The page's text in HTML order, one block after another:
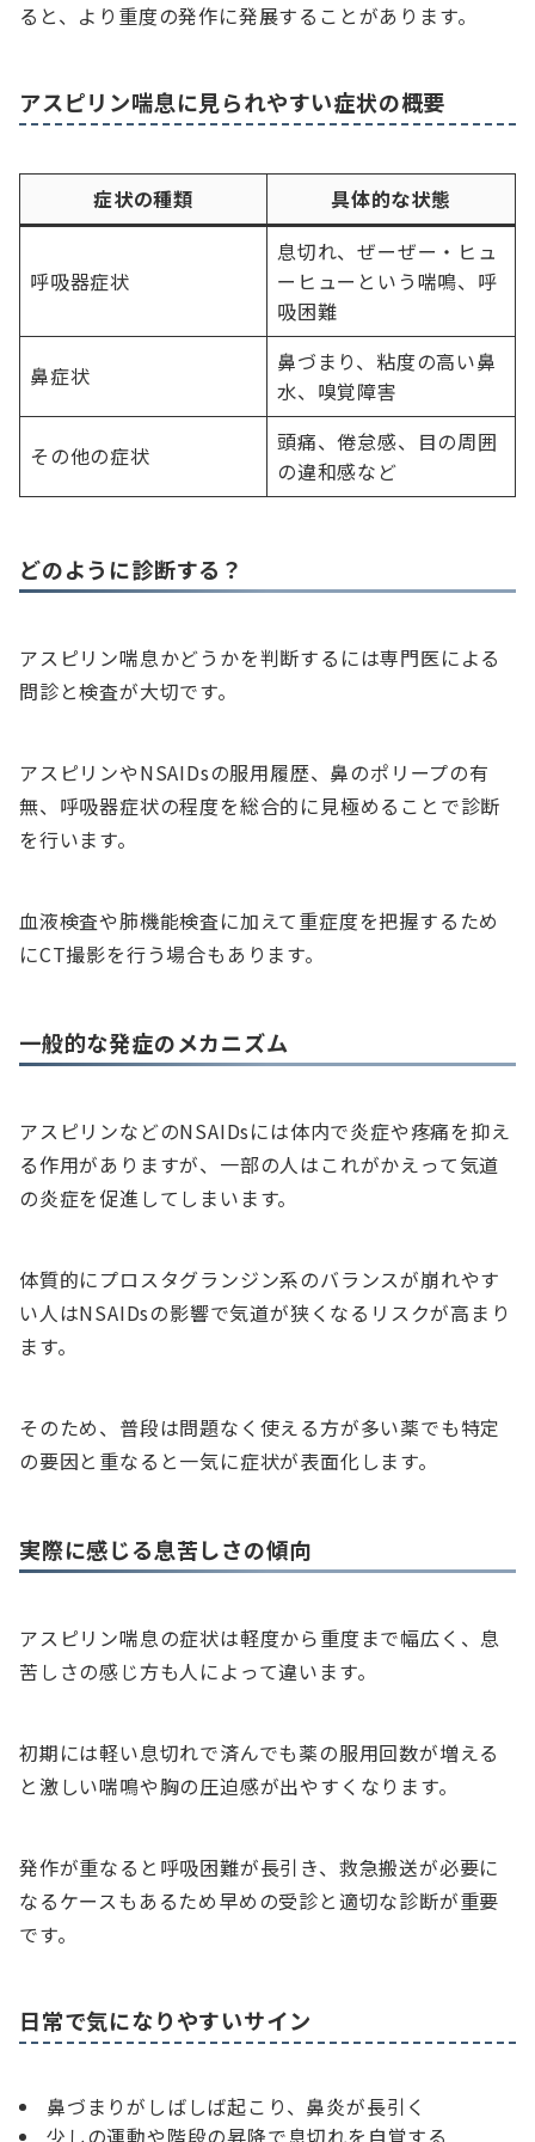
ると、より重度の発作に発展することがあります。
アスピリン喘息に見られやすい症状の概要
症状の種類 具体的な状態
呼吸器症状
息切れ、ぜーぜー・ヒュ
ーヒューという喘鳴、呼
吸困難
鼻症状
鼻づまり、粘度の高い鼻
水、嗅覚障害
その他の症状
頭痛、倦怠感、目の周囲
の違和感など
どのように診断する？
アスピリン喘息かどうかを判断するには専門医による
問診と検査が大切です。
アスピリンやNSAIDsの服用履歴、鼻のポリープの有
無、呼吸器症状の程度を総合的に見極めることで診断
を行います。
血液検査や肺機能検査に加えて重症度を把握するため
にCT撮影を行う場合もあります。
一般的な発症のメカニズム
アスピリンなどのNSAIDsには体内で炎症や疼痛を抑え
る作用がありますが、一部の人はこれがかえって気道
の炎症を促進してしまいます。
体質的にプロスタグランジン系のバランスが崩れやす
い人はNSAIDsの影響で気道が狭くなるリスクが高まり
ます。
そのため、普段は問題なく使える方が多い薬でも特定
の要因と重なると一気に症状が表面化します。
実際に感じる息苦しさの傾向
アスピリン喘息の症状は軽度から重度まで幅広く、息
苦しさの感じ方も人によって違います。
初期には軽い息切れで済んでも薬の服用回数が増える
と激しい喘鳴や胸の圧迫感が出やすくなります。
発作が重なると呼吸困難が長引き、救急搬送が必要に
なるケースもあるため早めの受診と適切な診断が重要
です。
日常で気になりやすいサイン
鼻づまりがしばしば起こり、鼻炎が長引く